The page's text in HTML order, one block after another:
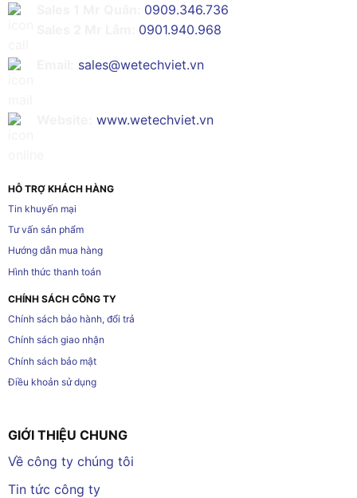
0909.346.736
0901.940.968
sales@wetechviet.vn
www.wetechviet.vn
HỖ TRỢ KHÁCH HÀNG
Tin khuyến mại
Tư vấn sản phẩm
Hướng dẫn mua hàng
Hình thức thanh toán
CHÍNH SÁCH CÔNG TY
Chính sách bảo hành, đổi trả
Chính sách giao nhận
Chính sách bảo mật
Điều khoản sử dụng
GIỚI THIỆU CHUNG
Về công ty chúng tôi
Tin tức công ty